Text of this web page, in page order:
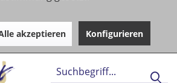
akzeptieren Konfigurieren